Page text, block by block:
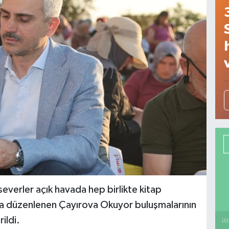
açık havada hep birlikte kitap
düzenlenen Çayırova Okuyor buluşmalarının